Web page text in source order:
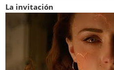
La invitación